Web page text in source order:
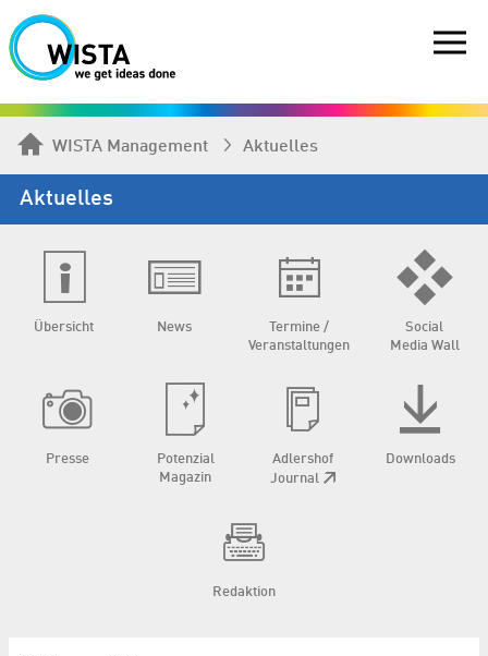
WISTA Management Aktuelles
Aktuelles
Übersicht News
Termine /
Veranstaltungen
Social
Media Wall
Presse
Potenzial
Magazin
Adlershof
Journal
Downloads
Redaktion